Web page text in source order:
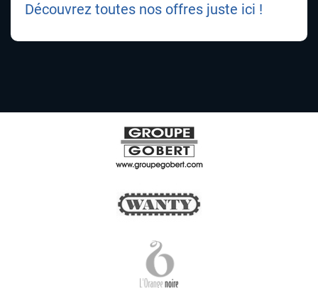
Découvrez toutes nos offres juste ici !